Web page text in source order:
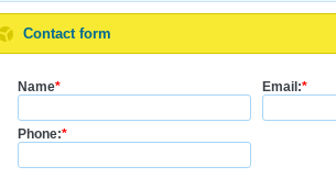
Contact form
Name* Email:*
Phone:*